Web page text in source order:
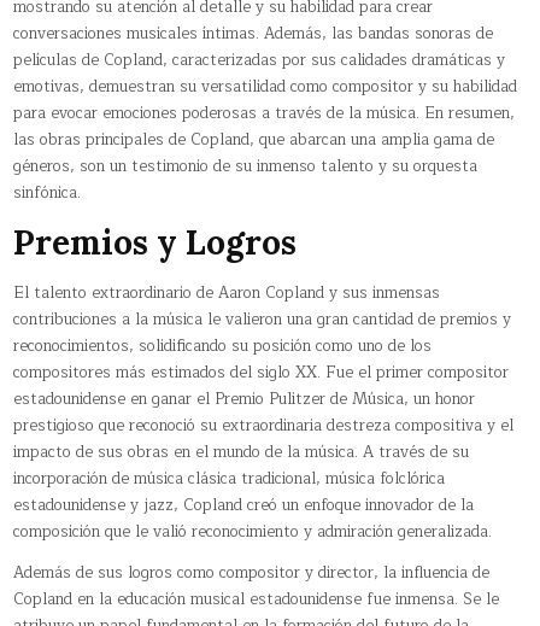
mostrando su atención al detalle y su habilidad para crear
conversaciones musicales íntimas. Además, las bandas sonoras de
películas de Copland, caracterizadas por sus calidades dramáticas y
emotivas, demuestran su versatilidad como compositor y su habilidad
para evocar emociones poderosas a través de la música. En resumen,
las obras principales de Copland, que abarcan una amplia gama de
géneros, son un testimonio de su inmenso talento y su orquesta
sinfónica.
Premios y Logros
El talento extraordinario de Aaron Copland y sus inmensas
contribuciones a la música le valieron una gran cantidad de premios y
reconocimientos, solidificando su posición como uno de los
compositores más estimados del siglo XX. Fue el primer compositor
estadounidense en ganar el Premio Pulitzer de Música, un honor
prestigioso que reconoció su extraordinaria destreza compositiva y el
impacto de sus obras en el mundo de la música. A través de su
incorporación de música clásica tradicional, música folclórica
estadounidense y jazz, Copland creó un enfoque innovador de la
composición que le valió reconocimiento y admiración generalizada.
Además de sus logros como compositor y director, la influencia de
Copland en la educación musical estadounidense fue inmensa. Se le